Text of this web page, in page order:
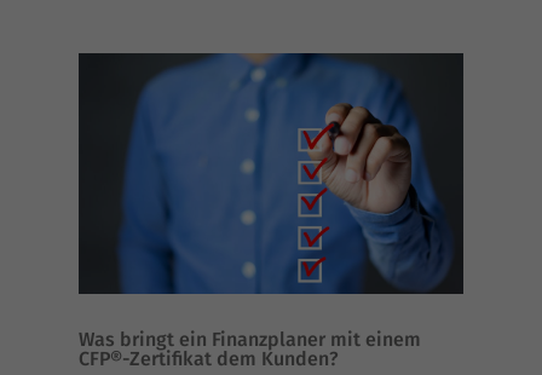
Was bringt ein Finanzplaner mit einem
CFP®-Zertifikat dem Kunden?